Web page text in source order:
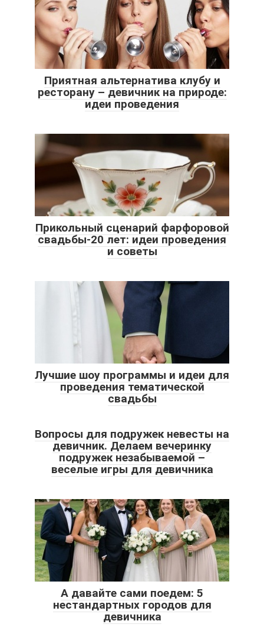
Приятная альтернатива клубу и
ресторану – девичник на природе:
идеи проведения
Прикольный сценарий фарфоровой
свадьбы-20 лет: идеи проведения
и советы
Лучшие шоу программы и идеи для
проведения тематической
свадьбы
Вопросы для подружек невесты на
девичник. Делаем вечеринку
подружек незабываемой –
веселые игры для девичника
А давайте сами поедем: 5
нестандартных городов для
девичника